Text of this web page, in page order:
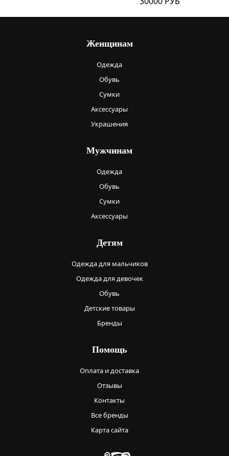
Женщинам
Одежда
Обувь
Сумки
Аксессуары
Украшения
Мужчинам
Одежда
Обувь
Сумки
Аксессуары
Детям
Одежда для мальчиков
Одежда для девочек
Обувь
Детские товары
Бренды
Помощь
Оплата и доставка
Отзывы
Контакты
Все бренды
Карта сайта